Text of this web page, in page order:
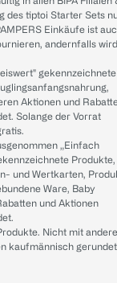
des tiptoi Starter Sets
Einkäufe ist
andernfalls wird
gekennzeichnete
Aktionen und
Solange der Vorrat
„Einfach
Produkte,
und Wertkarten,
Ware, Baby
und Aktionen
Nicht mit
kaufmännisch